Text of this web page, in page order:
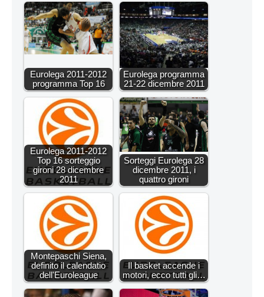
Eurolega 2011-2012
programma Top 16
Eurolega programma
21-22 dicembre 2011
Eurolega 2011-2012
Top 16 sorteggio
gironi 28 dicembre
2011
Sorteggi Eurolega 28
dicembre 2011, i
quattro gironi
Montepaschi Siena,
definito il calendatio
dell'Euroleague
Il basket accende i
motori, ecco tutti gli…